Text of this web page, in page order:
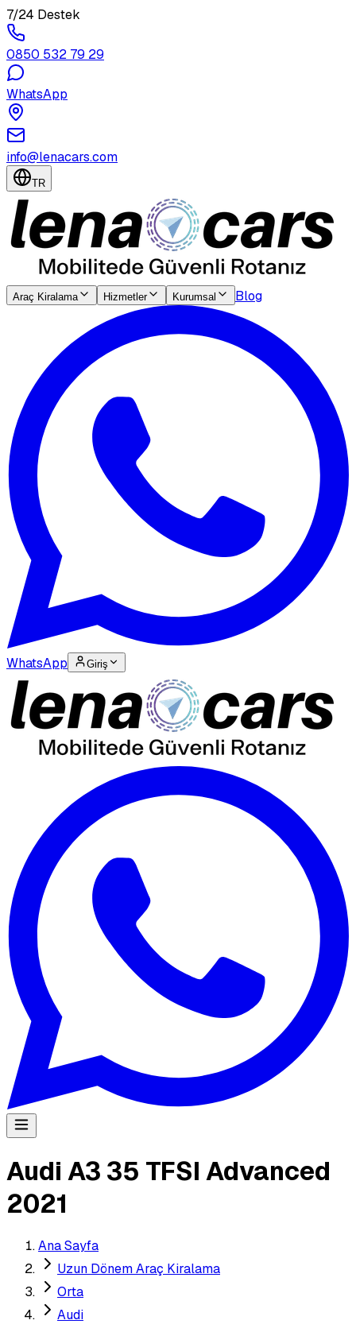
7/24 Destek
0850 532 79 29
WhatsApp
info@lenacars.com
TR
Araç Kiralama Hizmetler Kurumsal Blog
WhatsApp Giriş
Audi A3 35 TFSI Advanced
2021
Ana Sayfa
Uzun Dönem Araç Kiralama
Orta
Audi